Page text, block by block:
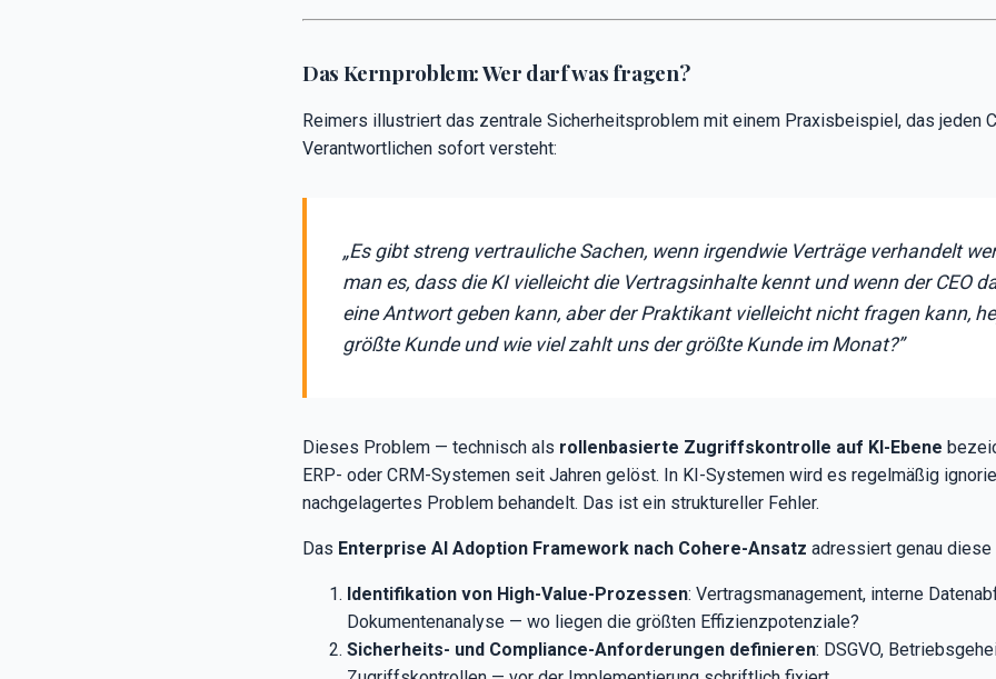
Das Kernproblem: Wer darf was fragen?
Reimers illustriert das zentrale Sicherheitsproblem mit einem Praxisbeispiel, das jeden
Verantwortlichen sofort versteht:
„Es gibt streng vertrauliche Sachen, wenn irgendwie Verträge verhandelt
man es, dass die KI vielleicht die Vertragsinhalte kennt und wenn der CEO
eine Antwort geben kann, aber der Praktikant vielleicht nicht fragen kann,
größte Kunde und wie viel zahlt uns der größte Kunde im Monat?”
Dieses Problem — technisch als rollenbasierte Zugriffskontrolle auf KI-Ebene
ERP- oder CRM-Systemen seit Jahren gelöst. In KI-Systemen wird es regelmäßig
nachgelagertes Problem behandelt. Das ist ein struktureller Fehler.
Das Enterprise AI Adoption Framework nach Cohere-Ansatz adressiert genau
Identifikation von High-Value-Prozessen: Vertragsmanagement, interne
Dokumentenanalyse — wo liegen die größten Effizienzpotenziale?
Sicherheits- und Compliance-Anforderungen definieren: DSGVO,